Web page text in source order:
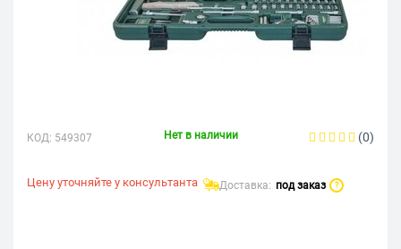
КОД: 549307 Нет в наличии (0)
Цену уточняйте у консультанта Доставка: под заказ ?